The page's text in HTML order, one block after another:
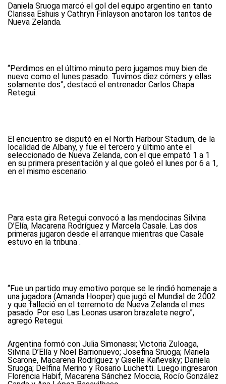
Daniela Sruoga marcó el gol del equipo argentino en tanto
Clarissa Eshuis y Cathryn Finlayson anotaron los tantos de
Nueva Zelanda.
“Perdimos en el último minuto pero jugamos muy bien de
nuevo como el lunes pasado. Tuvimos diez córners y ellas
solamente dos”, destacó el entrenador Carlos Chapa
Retegui.
El encuentro se disputó en el North Harbour Stadium, de la
localidad de Albany, y fue el tercero y último ante el
seleccionado de Nueva Zelanda, con el que empató 1 a 1
en su primera presentación y al que goleó el lunes por 6 a 1,
en el mismo escenario.
Para esta gira Retegui convocó a las mendocinas Silvina
D’Elía, Macarena Rodríguez y Marcela Casale. Las dos
primeras jugaron desde el arranque mientras que Casale
estuvo en la tribuna .
“Fue un partido muy emotivo porque se le rindió homenaje a
una jugadora (Amanda Hooper) que jugó el Mundial de 2002
y que falleció en el terremoto de Nueva Zelanda el mes
pasado. Por eso Las Leonas usaron brazalete negro”,
agregó Retegui.
Argentina formó con Julia Simonassi; Victoria Zuloaga,
Silvina D’Elía y Noel Barrionuevo; Josefina Sruoga; Mariela
Scarone, Macarena Rodríguez y Giselle Kañevsky; Daniela
Sruoga; Delfina Merino y Rosario Luchetti. Luego ingresaron
Florencia Habif, Macarena Sánchez Moccia, Rocío González